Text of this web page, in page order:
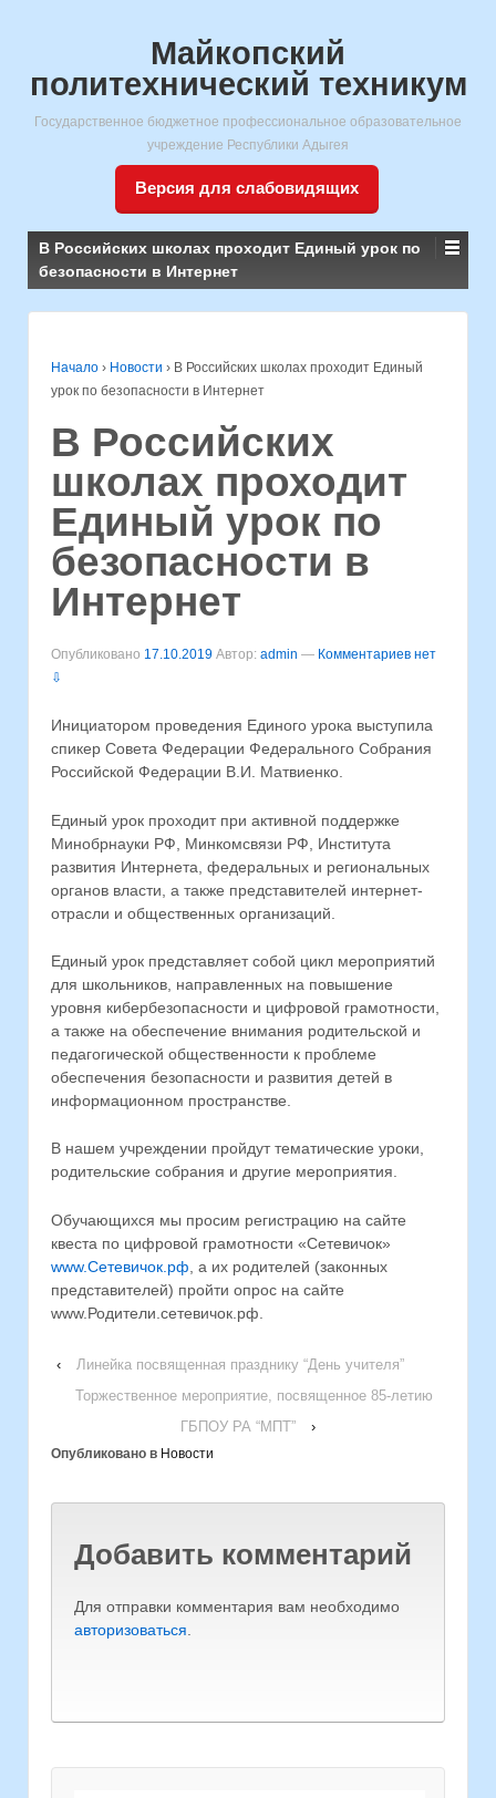
Майкопский
политехнический техникум
Государственное бюджетное профессиональное образовательное
учреждение Республики Адыгея
Версия для слабовидящих
В Российских школах проходит Единый урок по
безопасности в Интернет
Начало › Новости › В Российских школах проходит Единый
урок по безопасности в Интернет
В Российских
школах проходит
Единый урок по
безопасности в
Интернет
Опубликовано 17.10.2019 Автор: admin — Комментариев нет
⇩
Инициатором проведения Единого урока выступила
спикер Совета Федерации Федерального Собрания
Российской Федерации В.И. Матвиенко.
Единый урок проходит при активной поддержке
Минобрнауки РФ, Минкомсвязи РФ, Института
развития Интернета, федеральных и региональных
органов власти, а также представителей интернет-
отрасли и общественных организаций.
Единый урок представляет собой цикл мероприятий
для школьников, направленных на повышение
уровня кибербезопасности и цифровой грамотности,
а также на обеспечение внимания родительской и
педагогической общественности к проблеме
обеспечения безопасности и развития детей в
информационном пространстве.
В нашем учреждении пройдут тематические уроки,
родительские собрания и другие мероприятия.
Обучающихся мы просим регистрацию на сайте
квеста по цифровой грамотности «Сетевичок»
www.Сетевичок.рф , а их родителей (законных
представителей) пройти опрос на сайте
www.Родители.сетевичок.рф.
‹
Линейка посвященная празднику “День учителя”
Торжественное мероприятие, посвященное 85-летию
ГБПОУ РА “МПТ”
›
Опубликовано в Новости
Добавить комментарий
Для отправки комментария вам необходимо
авторизоваться